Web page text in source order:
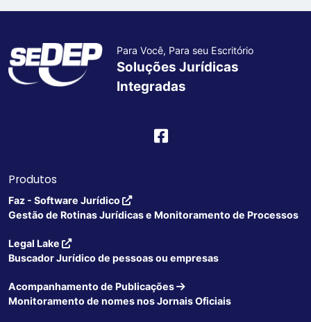
Para Você, Para seu Escritório
Soluções Jurídicas
Integradas
Produtos
Faz - Software Jurídico
Gestão de Rotinas Jurídicas e Monitoramento de Processos
Legal Lake
Buscador Jurídico de pessoas ou empresas
Acompanhamento de Publicações
Monitoramento de nomes nos Jornais Oficiais